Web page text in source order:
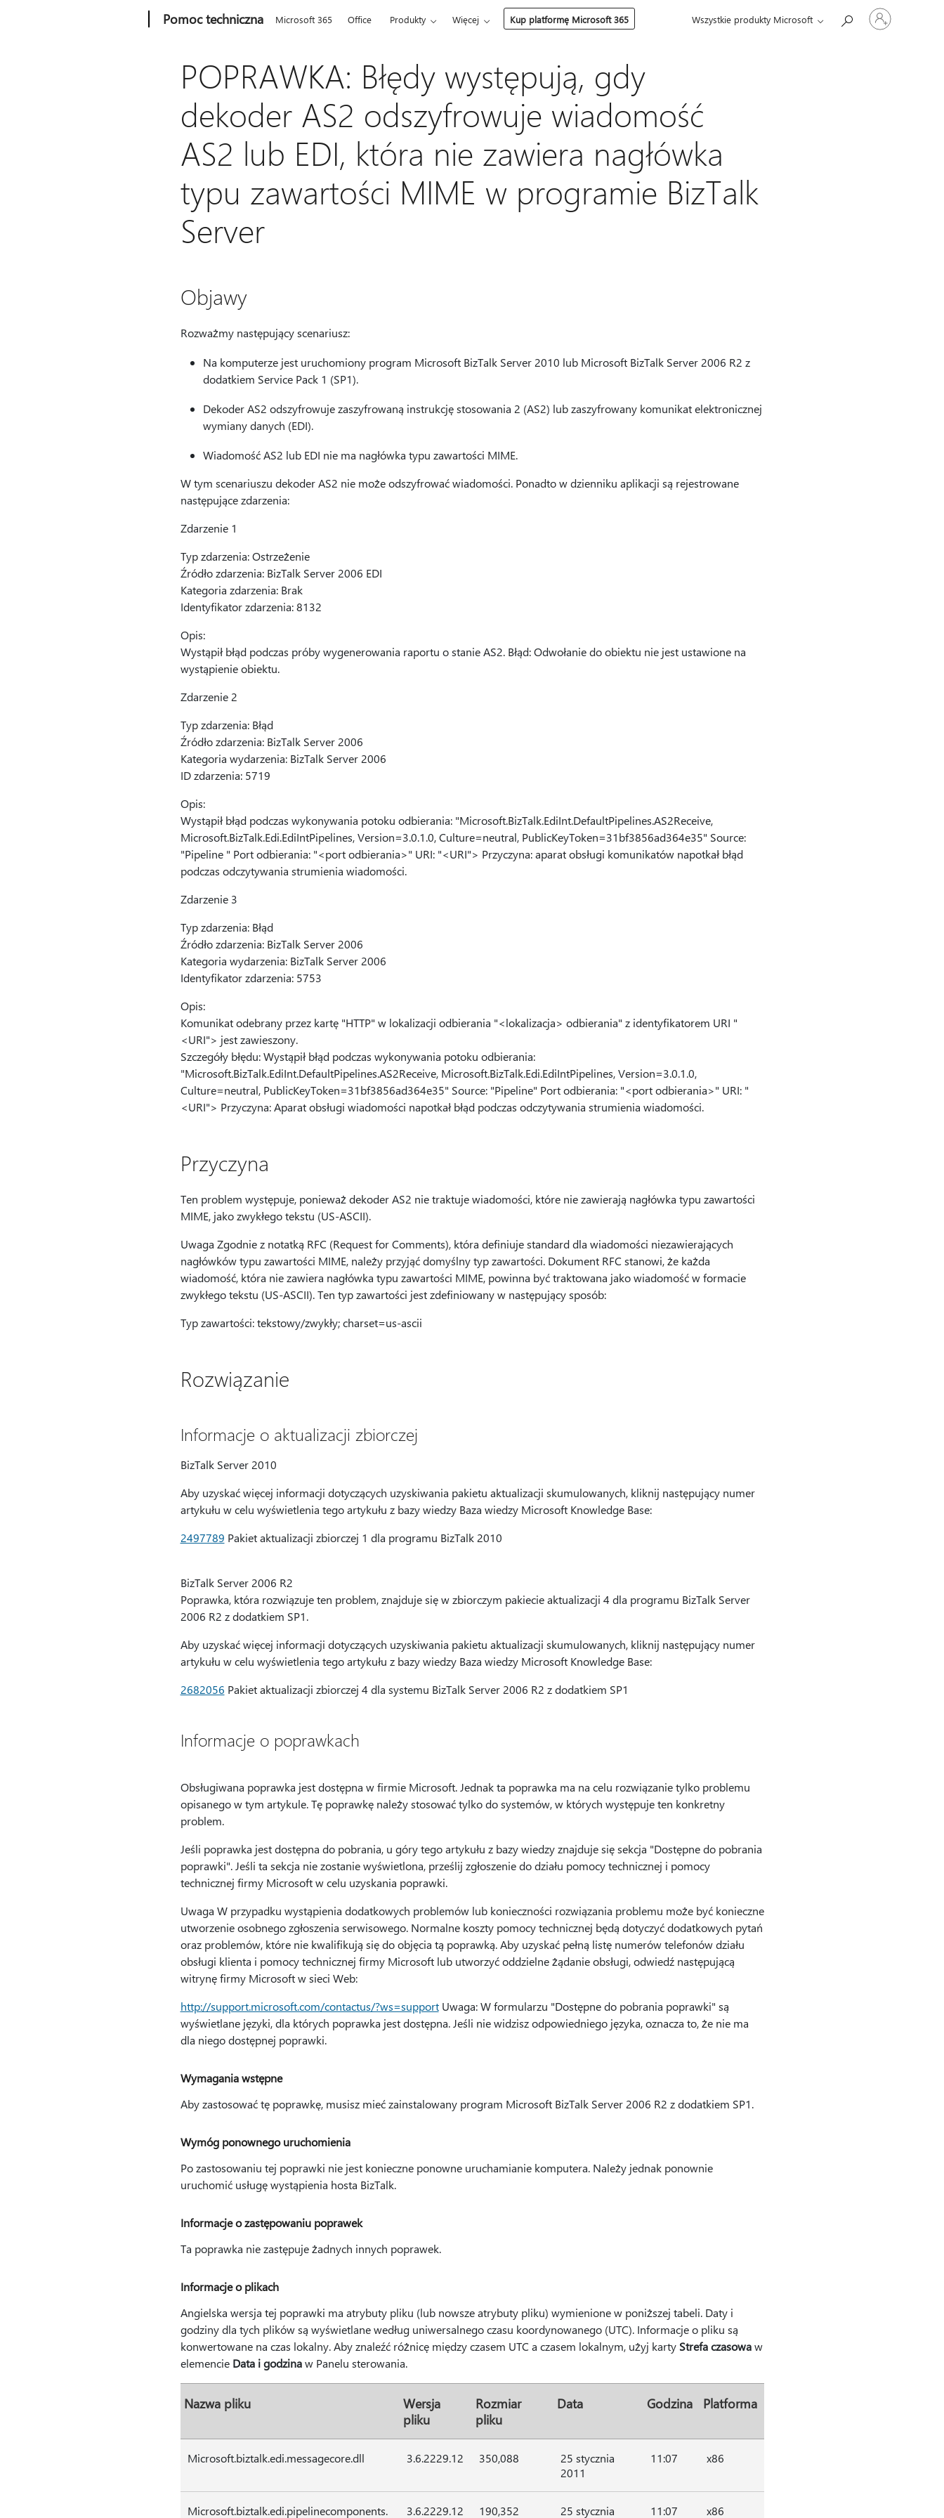
Pomoc techniczna Microsoft 365 Office Produkty Więcej Kup platformę Microsoft 365 Wszystkie produkty Microsoft
Zaloguj
się
do
POPRAWKA: Błędy występują, gdy
dekoder AS2 odszyfrowuje wiadomość
AS2 lub EDI, która nie zawiera nagłówka
typu zawartości MIME w programie BizTalk
Server
Objawy
Rozważmy następujący scenariusz:
Na komputerze jest uruchomiony program Microsoft BizTalk Server 2010 lub Microsoft BizTalk Server 2006 R2 z
dodatkiem Service Pack 1 (SP1).
Dekoder AS2 odszyfrowuje zaszyfrowaną instrukcję stosowania 2 (AS2) lub zaszyfrowany komunikat elektronicznej
wymiany danych (EDI).
Wiadomość AS2 lub EDI nie ma nagłówka typu zawartości MIME.
W tym scenariuszu dekoder AS2 nie może odszyfrować wiadomości. Ponadto w dzienniku aplikacji są rejestrowane
następujące zdarzenia:
Zdarzenie 1
Typ zdarzenia: Ostrzeżenie
Źródło zdarzenia: BizTalk Server 2006 EDI
Kategoria zdarzenia: Brak
Identyfikator zdarzenia: 8132
Opis:
Wystąpił błąd podczas próby wygenerowania raportu o stanie AS2. Błąd: Odwołanie do obiektu nie jest ustawione na
wystąpienie obiektu.
Zdarzenie 2
Typ zdarzenia: Błąd
Źródło zdarzenia: BizTalk Server 2006
Kategoria wydarzenia: BizTalk Server 2006
ID zdarzenia: 5719
Opis:
Wystąpił błąd podczas wykonywania potoku odbierania: "Microsoft.BizTalk.EdiInt.DefaultPipelines.AS2Receive,
Microsoft.BizTalk.Edi.EdiIntPipelines, Version=3.0.1.0, Culture=neutral, PublicKeyToken=31bf3856ad364e35" Source:
"Pipeline " Port odbierania: "<port odbierania>" URI: "<URI"> Przyczyna: aparat obsługi komunikatów napotkał błąd
podczas odczytywania strumienia wiadomości.
Zdarzenie 3
Typ zdarzenia: Błąd
Źródło zdarzenia: BizTalk Server 2006
Kategoria wydarzenia: BizTalk Server 2006
Identyfikator zdarzenia: 5753
Opis:
Komunikat odebrany przez kartę "HTTP" w lokalizacji odbierania "<lokalizacja> odbierania" z identyfikatorem URI "
<URI"> jest zawieszony.
Szczegóły błędu: Wystąpił błąd podczas wykonywania potoku odbierania:
"Microsoft.BizTalk.EdiInt.DefaultPipelines.AS2Receive, Microsoft.BizTalk.Edi.EdiIntPipelines, Version=3.0.1.0,
Culture=neutral, PublicKeyToken=31bf3856ad364e35" Source: "Pipeline" Port odbierania: "<port odbierania>" URI: "
<URI"> Przyczyna: Aparat obsługi wiadomości napotkał błąd podczas odczytywania strumienia wiadomości.
Przyczyna
Ten problem występuje, ponieważ dekoder AS2 nie traktuje wiadomości, które nie zawierają nagłówka typu zawartości
MIME, jako zwykłego tekstu (US-ASCII).
Uwaga Zgodnie z notatką RFC (Request for Comments), która definiuje standard dla wiadomości niezawierających
nagłówków typu zawartości MIME, należy przyjąć domyślny typ zawartości. Dokument RFC stanowi, że każda
wiadomość, która nie zawiera nagłówka typu zawartości MIME, powinna być traktowana jako wiadomość w formacie
zwykłego tekstu (US-ASCII). Ten typ zawartości jest zdefiniowany w następujący sposób:
Typ zawartości: tekstowy/zwykły; charset=us-ascii
Rozwiązanie
Informacje o aktualizacji zbiorczej
BizTalk Server 2010
Aby uzyskać więcej informacji dotyczących uzyskiwania pakietu aktualizacji skumulowanych, kliknij następujący numer
artykułu w celu wyświetlenia tego artykułu z bazy wiedzy Baza wiedzy Microsoft Knowledge Base:
2497789 Pakiet aktualizacji zbiorczej 1 dla programu BizTalk 2010
BizTalk Server 2006 R2
Poprawka, która rozwiązuje ten problem, znajduje się w zbiorczym pakiecie aktualizacji 4 dla programu BizTalk Server
2006 R2 z dodatkiem SP1.
Aby uzyskać więcej informacji dotyczących uzyskiwania pakietu aktualizacji skumulowanych, kliknij następujący numer
artykułu w celu wyświetlenia tego artykułu z bazy wiedzy Baza wiedzy Microsoft Knowledge Base:
2682056 Pakiet aktualizacji zbiorczej 4 dla systemu BizTalk Server 2006 R2 z dodatkiem SP1
Informacje o poprawkach
Obsługiwana poprawka jest dostępna w firmie Microsoft. Jednak ta poprawka ma na celu rozwiązanie tylko problemu
opisanego w tym artykule. Tę poprawkę należy stosować tylko do systemów, w których występuje ten konkretny
problem.
Jeśli poprawka jest dostępna do pobrania, u góry tego artykułu z bazy wiedzy znajduje się sekcja "Dostępne do pobrania
poprawki". Jeśli ta sekcja nie zostanie wyświetlona, prześlij zgłoszenie do działu pomocy technicznej i pomocy
technicznej firmy Microsoft w celu uzyskania poprawki.
Uwaga W przypadku wystąpienia dodatkowych problemów lub konieczności rozwiązania problemu może być konieczne
utworzenie osobnego zgłoszenia serwisowego. Normalne koszty pomocy technicznej będą dotyczyć dodatkowych pytań
oraz problemów, które nie kwalifikują się do objęcia tą poprawką. Aby uzyskać pełną listę numerów telefonów działu
obsługi klienta i pomocy technicznej firmy Microsoft lub utworzyć oddzielne żądanie obsługi, odwiedź następującą
witrynę firmy Microsoft w sieci Web:
http://support.microsoft.com/contactus/?ws=supportUwaga: W formularzu "Dostępne do pobrania poprawki" są
wyświetlane języki, dla których poprawka jest dostępna. Jeśli nie widzisz odpowiedniego języka, oznacza to, że nie ma
dla niego dostępnej poprawki.
Wymagania wstępne
Aby zastosować tę poprawkę, musisz mieć zainstalowany program Microsoft BizTalk Server 2006 R2 z dodatkiem SP1.
Wymóg ponownego uruchomienia
Po zastosowaniu tej poprawki nie jest konieczne ponowne uruchamianie komputera. Należy jednak ponownie
uruchomić usługę wystąpienia hosta BizTalk.
Informacje o zastępowaniu poprawek
Ta poprawka nie zastępuje żadnych innych poprawek.
Informacje o plikach
Angielska wersja tej poprawki ma atrybuty pliku (lub nowsze atrybuty pliku) wymienione w poniższej tabeli. Daty i
godziny dla tych plików są wyświetlane według uniwersalnego czasu koordynowanego (UTC). Informacje o pliku są
konwertowane na czas lokalny. Aby znaleźć różnicę między czasem UTC a czasem lokalnym, użyj karty Strefa czasowaw
elemencie Data i godzinaw Panelu sterowania.
Nazwa pliku
Wersja
pliku
Rozmiar
pliku
Data Godzina Platforma
Microsoft.biztalk.edi.messagecore.dll 3.6.2229.12 350,088
25 stycznia
2011
11:07 x86
Microsoft.biztalk.edi.pipelinecomponents. 3.6.2229.12 190,352 25 stycznia 11:07 x86